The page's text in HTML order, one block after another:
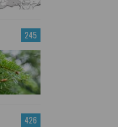
245
426